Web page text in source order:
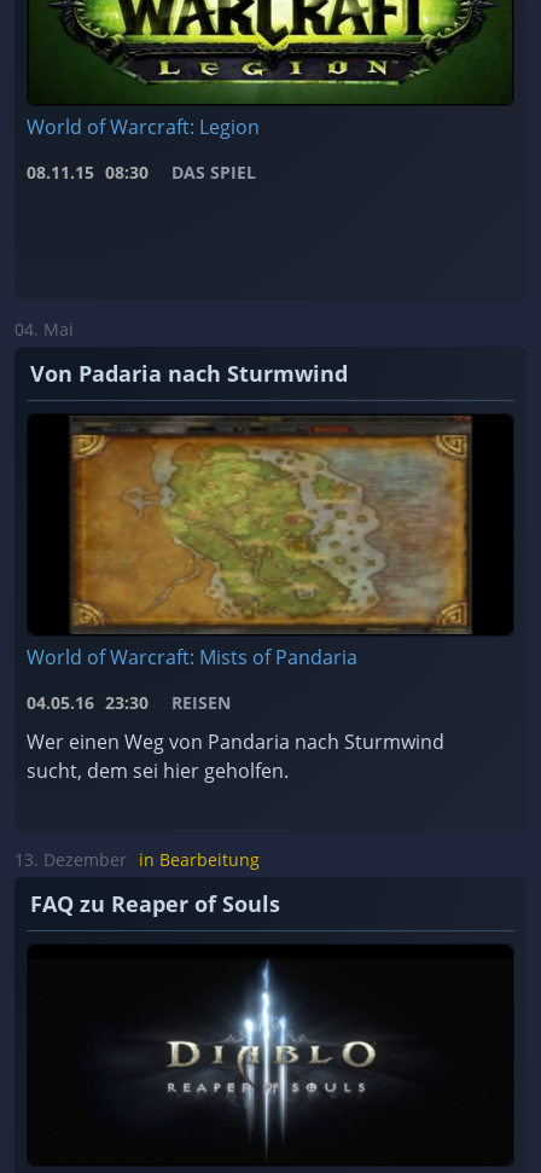
World of Warcraft: Legion
08.11.15 08:30 DAS SPIEL
04. Mai
Von Padaria nach Sturmwind
World of Warcraft: Mists of Pandaria
04.05.16 23:30 REISEN
Wer einen Weg von Pandaria nach Sturmwind
sucht, dem sei hier geholfen.
13. Dezember in Bearbeitung
FAQ zu Reaper of Souls